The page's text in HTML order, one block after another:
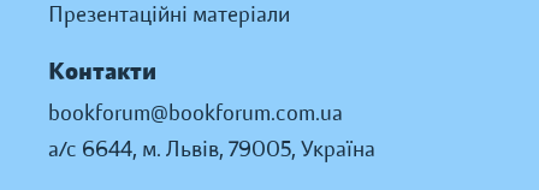
Презентаційні матеріали
Контакти
bookforum@bookforum.com.ua
а/с 6644, м. Львів, 79005, Україна